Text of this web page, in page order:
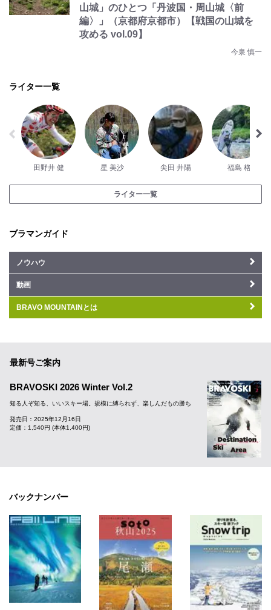
山城」のひとつ「丹波国・周山城〈前
編〉」（京都府京都市）【戦国の山城を
攻める vol.09】
今泉 慎一
ライター一覧
田野井 健 星 美沙 尖田 井陽 福島 格
ライター一覧
ブラマンガイド
ノウハウ
動画
BRAVO MOUNTAINとは
最新号ご案内
BRAVOSKI 2026 Winter Vol.2
知る人ぞ知る、いいスキー場。規模に縛られず、楽しんだもの勝ち
発売日：2025年12月16日
定価：1,540円 (本体1,400円)
バックナンバー